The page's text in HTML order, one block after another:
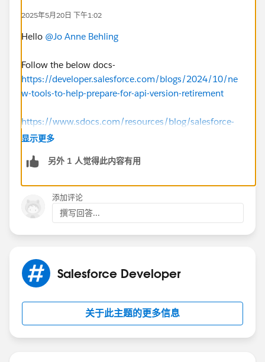
2025年5月20日 下午1:02
Hello @Jo Anne Behling
Follow the below docs-
https://developer.salesforce.com/blogs/2024/10/ne
w-tools-to-help-prepare-for-api-version-retirement
https://www.sdocs.com/resources/blog/salesforce-
api-retirement-sdocs-upgrade-guide
https://developer.salesforce.com/blogs/2022/03/pre
https://docs.natterbox.com/docs/salesforce-platform-
api-versions-210-through-300-retirement
显示更多
另外 1 人觉得此内容有用
添加评论
撰写回答...
Salesforce Developer
关于此主题的更多信息